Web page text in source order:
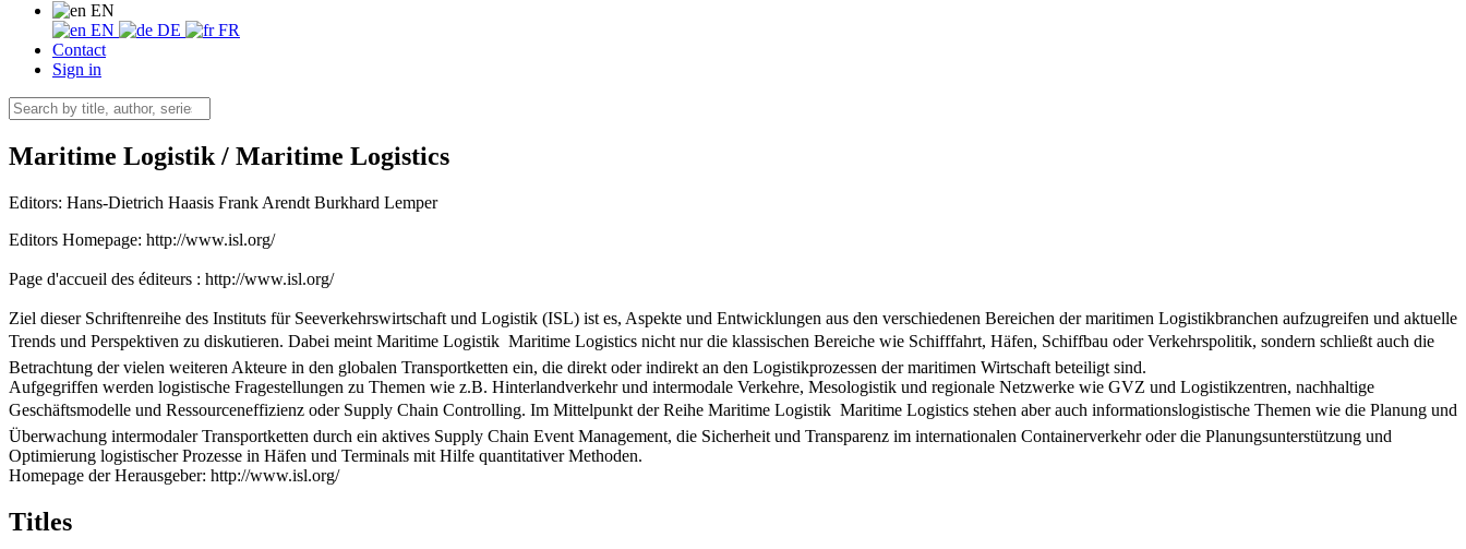
EN
EN
DE
FR
Contact
Sign in
Maritime Logistik / Maritime Logistics
Editors: Hans-Dietrich Haasis Frank Arendt Burkhard Lemper
Editors Homepage: http://www.isl.org/
Page d'accueil des éditeurs : http://www.isl.org/
Ziel dieser Schriftenreihe des Instituts für Seeverkehrswirtschaft und Logistik (ISL) ist es, Aspekte und Entwicklungen aus den verschiedenen Bereichen der maritimen Logistikbranchen aufzugreifen und aktuelle
Trends und Perspektiven zu diskutieren. Dabei meint Maritime Logistik  Maritime Logistics nicht nur die klassischen Bereiche wie Schifffahrt, Häfen, Schiffbau oder Verkehrspolitik, sondern schließt auch die
Betrachtung der vielen weiteren Akteure in den globalen Transportketten ein, die direkt oder indirekt an den Logistikprozessen der maritimen Wirtschaft beteiligt sind.
Aufgegriffen werden logistische Fragestellungen zu Themen wie z.B. Hinterlandverkehr und intermodale Verkehre, Mesologistik und regionale Netzwerke wie GVZ und Logistikzentren, nachhaltige
Geschäftsmodelle und Ressourceneffizienz oder Supply Chain Controlling. Im Mittelpunkt der Reihe Maritime Logistik  Maritime Logistics stehen aber auch informationslogistische Themen wie die Planung und
Überwachung intermodaler Transportketten durch ein aktives Supply Chain Event Management, die Sicherheit und Transparenz im internationalen Containerverkehr oder die Planungsunterstützung und
Optimierung logistischer Prozesse in Häfen und Terminals mit Hilfe quantitativer Methoden.
Homepage der Herausgeber: http://www.isl.org/
Titles